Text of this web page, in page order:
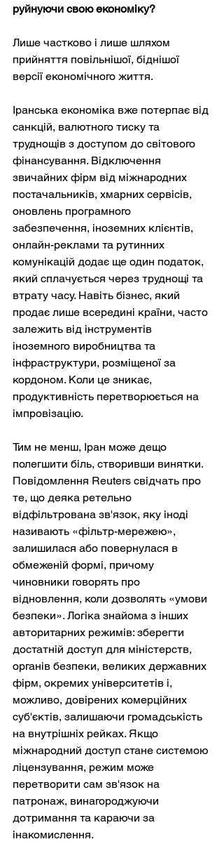
руйнуючи свою економіку?
Лише частково і лише шляхом
прийняття повільнішої, біднішої
версії економічного життя.
Іранська економіка вже потерпає від
санкцій, валютного тиску та
труднощів з доступом до світового
фінансування. Відключення
звичайних фірм від міжнародних
постачальників, хмарних сервісів,
оновлень програмного
забезпечення, іноземних клієнтів,
онлайн-реклами та рутинних
комунікацій додає ще один податок,
який сплачується через труднощі та
втрату часу. Навіть бізнес, який
продає лише всередині країни, часто
залежить від інструментів
іноземного виробництва та
інфраструктури, розміщеної за
кордоном. Коли це зникає,
продуктивність перетворюється на
імпровізацію.
Тим не менш, Іран може дещо
полегшити біль, створивши винятки.
Повідомлення Reuters свідчать про
те, що деяка ретельно
відфільтрована зв'язок, яку іноді
називають «фільтр-мережею»,
залишилася або повернулася в
обмеженій формі, причому
чиновники говорять про
відновлення, коли дозволять «умови
безпеки». Логіка знайома з інших
авторитарних режимів: зберегти
достатній доступ для міністерств,
органів безпеки, великих державних
фірм, окремих університетів і,
можливо, довірених комерційних
суб'єктів, залишаючи громадськість
на внутрішніх рейках. Якщо
міжнародний доступ стане системою
ліцензування, режим може
перетворити сам зв'язок на
патронаж, винагороджуючи
дотримання та караючи за
інакомислення.